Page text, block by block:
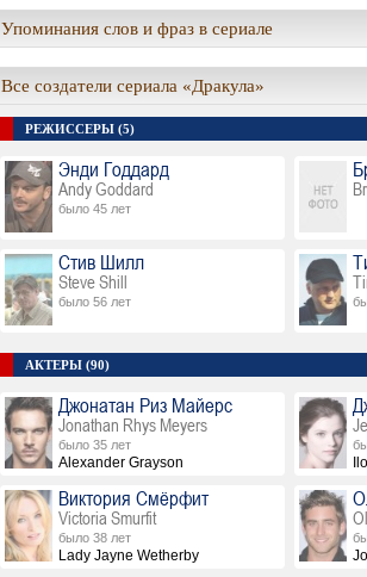
Упоминания слов и фраз в сериале
Все создатели сериала «Дракула»
РЕЖИССЕРЫ (5)
Энди Годдард
Andy Goddard
было 45 лет
Стив Шилл
Steve Shill
было 56 лет
АКТЕРЫ (90)
Джонатан Риз Майерс
Jonathan Rhys Meyers
было 35 лет
Alexander Grayson
Виктория Смёрфит
Victoria Smurfit
было 38 лет
Lady Jayne Wetherby